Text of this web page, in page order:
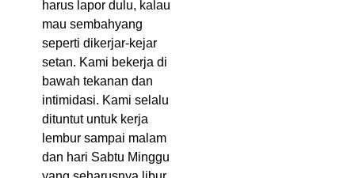
harus lapor dulu, kalau
mau sembahyang
seperti dikerjar-kejar
setan. Kami bekerja di
bawah tekanan dan
intimidasi. Kami selalu
dituntut untuk kerja
lembur sampai malam
dan hari Sabtu Minggu